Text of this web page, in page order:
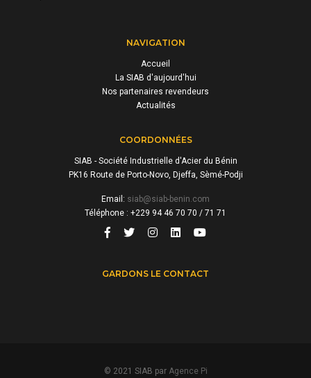
NAVIGATION
Accueil
La SIAB d'aujourd'hui
Nos partenaires revendeurs
Actualités
COORDONNÉES
SIAB - Société Industrielle d'Acier du Bénin
PK16 Route de Porto-Novo, Djeffa, Sèmé-Podji
Email: siab@siab-benin.com
Téléphone : +229 94 46 70 70 / 71 71
GARDONS LE CONTACT
© 2021 SIAB par Agence Pi